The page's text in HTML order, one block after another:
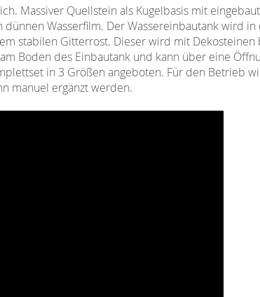
Massiver Quellstein als Kugelbasis mit
Wasserfilm. Der Wassereinbautank wird
stabilen Gitterrost. Dieser wird mit
Boden des Einbautank und kann über eine
in 3 Größen angeboten. Für den Betrieb
manuel ergänzt werden.